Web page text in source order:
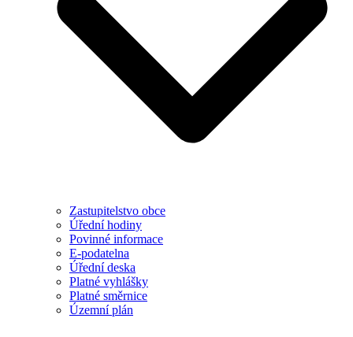
Zastupitelstvo obce
Úřední hodiny
Povinné informace
E-podatelna
Úřední deska
Platné vyhlášky
Platné směrnice
Územní plán